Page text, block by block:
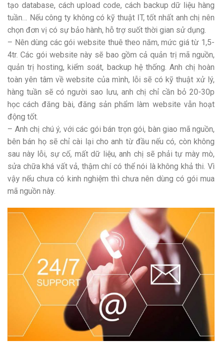
tạo database, cách upload code, cách backup dữ liệu hàng
tuần… Nếu công ty không có kỹ thuật IT, tốt nhất anh chị nên
chọn đơn vị có sự bảo hành, hỗ trợ suốt thời gian sử dụng.
– Nên dùng các gói website thuê theo năm, mức giá từ 1,5-
4tr. Các gói website này sẽ bao gồm cả quản trị mã nguồn,
quản trị hosting, kiểm soát, backup hệ thống. Anh chị hoàn
toàn yên tâm về website của mình, lỗi sẽ có kỹ thuật xử lý,
hàng tuần sẽ có người sao lưu, anh chị chỉ cần bỏ 20-30p
học cách đăng bài, đăng sản phẩm làm website vẫn hoạt
động tốt.
– Anh chị chú ý, với các gói bán trọn gói, bàn giao mã nguồn,
bên bán họ sẽ chỉ cài lại cho anh từ đầu nếu có, còn không
sau này lỗi, sự cố, mất dữ liệu, anh chị sẽ phải tự mày mò,
sửa chữa khá vất vả, thậm chí có thể nói là không khả thi. Vì
vậy nếu chưa có kinh nghiệm thì chưa nên dùng có gói mua
mã nguồn này.